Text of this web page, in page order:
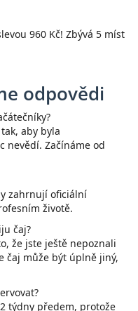
960 Kč! Zbývá 5 míst
odpovědi
aby byla
nevědí. Začínáme od
zahrnují oficiální
životě.
čaj?
že jste ještě nepoznali
čaj může být úplně jiný,
týdny předem, protože